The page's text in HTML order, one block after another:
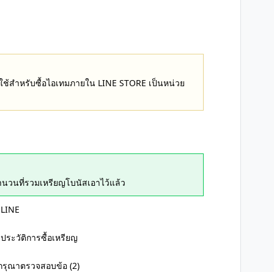
สำหรับซื้อไอเทมภายใน LINE STORE เป็นหน่วย
วนที่รวมเหรียญโบนัสเอาไว้แล้ว
ระวัติการซื้อเหรียญ
ณาตรวจสอบข้อ (2)